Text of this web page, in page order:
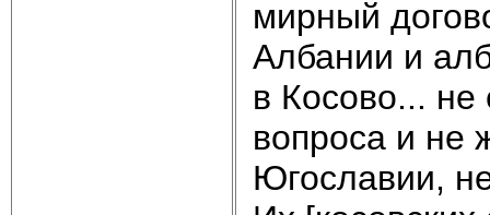
мирный
Албании и
в Косово...
вопроса и не
Югославии,